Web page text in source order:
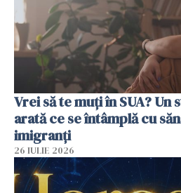
Vrei să te muți în SUA?
arată ce se întâmplă cu
imigranți
26 IULIE 2026